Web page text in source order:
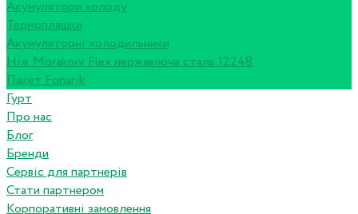
Акумулятори холоду
Термопляшки
Акумуляторні холодильники
Ніж Morakniv Flex нержавіюча сталь 12248
Пакет Fonarik
Гурт
Про нас
Блог
Бренди
Сервіс для партнерів
Стати партнером
Корпоративні замовлення